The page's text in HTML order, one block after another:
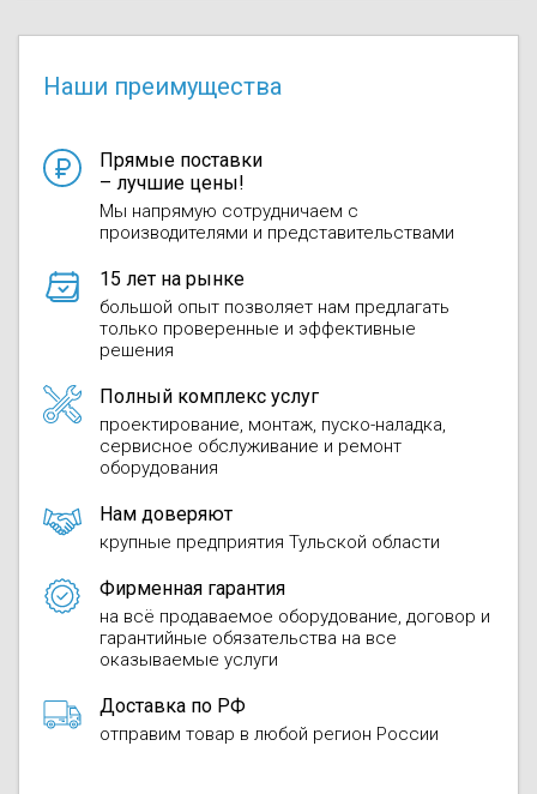
Наши преимущества
Прямые поставки
– лучшие цены!
Мы напрямую сотрудничаем с
производителями и представительствами
15 лет на рынке
большой опыт позволяет нам предлагать
только проверенные и эффективные
решения
Полный комплекс услуг
проектирование, монтаж, пуско-наладка,
сервисное обслуживание и ремонт
оборудования
Нам доверяют
крупные предприятия Тульской области
Фирменная гарантия
на всё продаваемое оборудование, договор и
гарантийные обязательства на все
оказываемые услуги
Доставка по РФ
отправим товар в любой регион России
Моноблоки
Чиллеры
Вентиляторы
Wi-Fi модуля
Водяные
Сушилки для
Печи банные
Дровоколы